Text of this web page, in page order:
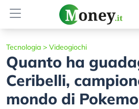
Tecnologia > Videogiochi
Quanto ha
Ceribelli,
mondo di